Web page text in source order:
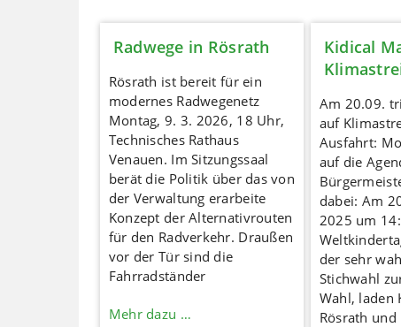
Radwege in Rösrath
Rösrath ist bereit für ein
modernes Radwegenetz
Montag, 9. 3. 2026, 18 Uhr,
Technisches Rathaus
Venauen. Im Sitzungssaal
berät die Politik über das von
der Verwaltung erarbeite
Konzept der Alternativrouten
für den Radverkehr. Draußen
vor der Tür sind die
Fahrradständer
Mehr dazu …
Kidical
Am 20.09.
auf
Ausfahrt:
auf die
dabei: Am
2025 um
der sehr
Stichwahl
Wahl, laden
Rösrath und